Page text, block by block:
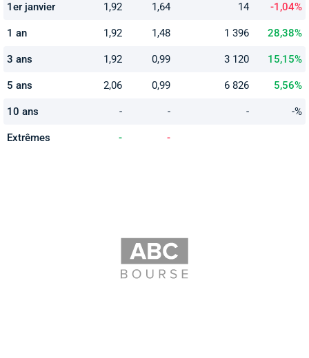
1er janvier 1,92 1,64 14 -1,04%
1 an 1,92 1,48 1 396 28,38%
3 ans 1,92 0,99 3 120 15,15%
5 ans 2,06 0,99 6 826 5,56%
10 ans - - - -%
Extrêmes - -